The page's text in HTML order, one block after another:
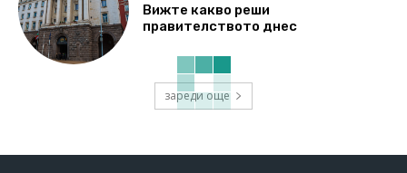
Вижте какво реши
правителството днес
зареди още